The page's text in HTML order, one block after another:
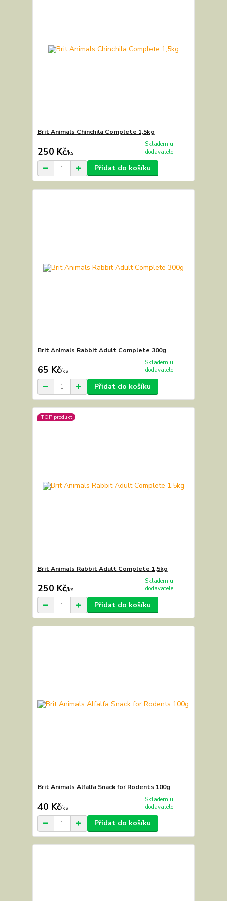
Brit Animals Chinchila Complete 1,5kg
250 Kč/ks
Skladem u
dodavatele
Přidat do košíku
Brit Animals Rabbit Adult Complete 300g
65 Kč/ks
Skladem u
dodavatele
Přidat do košíku
TOP produkt
Brit Animals Rabbit Adult Complete 1,5kg
250 Kč/ks
Skladem u
dodavatele
Přidat do košíku
Brit Animals Alfalfa Snack for Rodents 100g
40 Kč/ks
Skladem u
dodavatele
Přidat do košíku